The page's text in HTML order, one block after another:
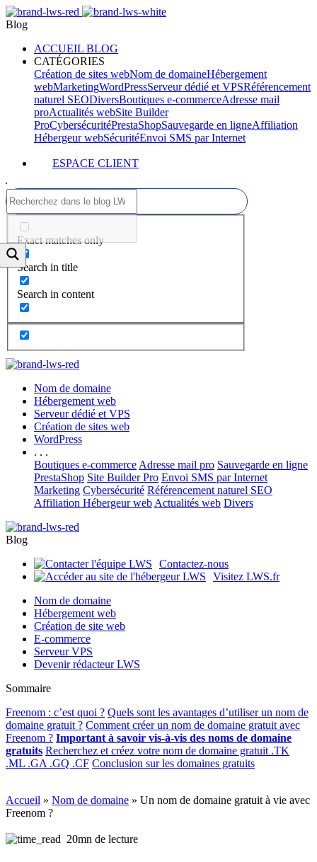
Blog
ACCUEIL BLOG
CATÉGORIES
Création de sites webNom de domaineHébergement
webMarketingWordPressServeur dédié et VPSRéférencement
naturel SEODiversBoutiques e-commerceAdresse mail
proActualités webSite Builder
ProCybersécuritéPrestaShopSauvegarde en ligneAffiliation
Hébergeur webSécuritéEnvoi SMS par Internet
ESPACE CLIENT
Exact matches only
Search in title
Search in content
Nom de domaine
Hébergement web
Serveur dédié et VPS
Création de sites web
WordPress
. . .
Boutiques e-commerce Adresse mail pro Sauvegarde en ligne
PrestaShop Site Builder Pro Envoi SMS par Internet
Marketing Cybersécurité Référencement naturel SEO
Affiliation Hébergeur web Actualités web Divers
Blog
Contactez-nous
Visitez LWS.fr
Nom de domaine
Hébergement web
Création de site web
E-commerce
Serveur VPS
Devenir rédacteur LWS
Sommaire
Freenom : c’est quoi ? Quels sont les avantages d’utiliser un nom de
domaine gratuit ? Comment créer un nom de domaine gratuit avec
Freenom ? Important à savoir vis-à-vis des noms de domaine
gratuits Recherchez et créez votre nom de domaine gratuit .TK
.ML .GA .GQ .CF Conclusion sur les domaines gratuits
Accueil » Nom de domaine » Un nom de domaine gratuit à vie avec
Freenom ?
20mn de lecture